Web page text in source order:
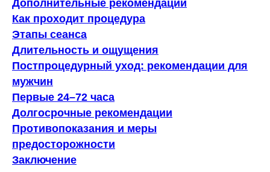
Дополнительные рекомендации
Как проходит процедура
Этапы сеанса
Длительность и ощущения
Постпроцедурный уход: рекомендации для
мужчин
Первые 24–72 часа
Долгосрочные рекомендации
Противопоказания и меры
предосторожности
Заключение